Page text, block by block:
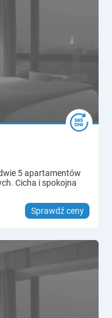
5 apartamentów
Cicha i spokojna
Sprawdź ceny